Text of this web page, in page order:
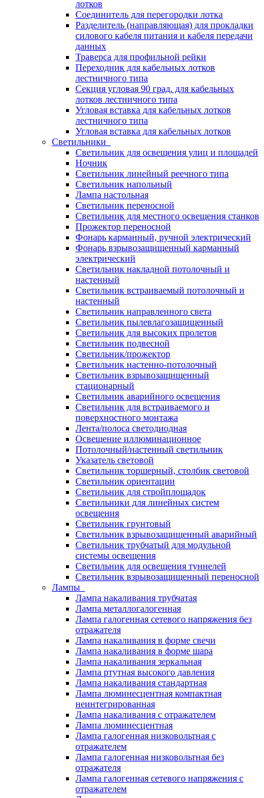
лотков
Соединитель для перегородки лотка
Разделитель (направляющая) для прокладки
силового кабеля питания и кабеля передачи
данных
Траверса для профильной рейки
Переходник для кабельных лотков
лестничного типа
Секция угловая 90 град. для кабельных
лотков лестничного типа
Угловая вставка для кабельных лотков
лестничного типа
Угловая вставка для кабельных лотков
Светильники
Светильник для освещения улиц и площадей
Ночник
Светильник линейный реечного типа
Светильник напольный
Лампа настольная
Светильник переносной
Светильник для местного освещения станков
Прожектор переносной
Фонарь карманный, ручной электрический
Фонарь взрывозащищенный карманный
электрический
Светильник накладной потолочный и
настенный
Светильник встраиваемый потолочный и
настенный
Светильник направленного света
Светильник пылевлагозащищенный
Светильник для высоких пролетов
Светильник подвесной
Светильник/прожектор
Светильник настенно-потолочный
Светильник взрывозащищенный
стационарный
Светильник аварийного освещения
Светильник для встраиваемого и
поверхностного монтажа
Лента/полоса светодиодная
Освещение иллюминационное
Потолочный/настенный светильник
Указатель световой
Светильник торшерный, столбик световой
Светильник ориентации
Светильник для стройплощадок
Светильники для линейных систем
освещения
Светильник грунтовый
Светильник взрывозащищенный аварийный
Светильник трубчатый для модульной
системы освещения
Светильник для освещения туннелей
Светильник взрывозащищенный переносной
Лампы
Лампа накаливания трубчатая
Лампа металлогалогенная
Лампа галогенная сетевого напряжения без
отражателя
Лампа накаливания в форме свечи
Лампа накаливания в форме шара
Лампа накаливания зеркальная
Лампа ртутная высокого давления
Лампа накаливания стандартная
Лампа люминесцентная компактная
неинтегрированная
Лампа накаливания с отражателем
Лампа люминесцентная
Лампа галогенная низковольтная с
отражателем
Лампа галогенная низковольтная без
отражателя
Лампа галогенная сетевого напряжения с
отражателем